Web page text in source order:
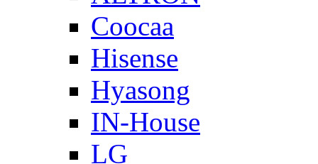
Coocaa
Hisense
Hyasong
IN-House
LG